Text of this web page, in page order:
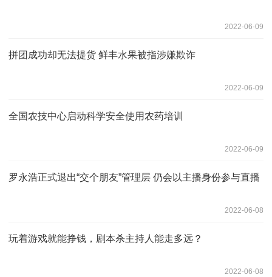
2022-06-09
拼团成功却无法提货 鲜丰水果被指涉嫌欺诈
2022-06-09
全国农技中心启动科学安全使用农药培训
2022-06-09
罗永浩正式退出“交个朋友”管理层 仍会以主播身份参与直播
2022-06-08
玩着游戏就能挣钱，剧本杀主持人能走多远？
2022-06-08